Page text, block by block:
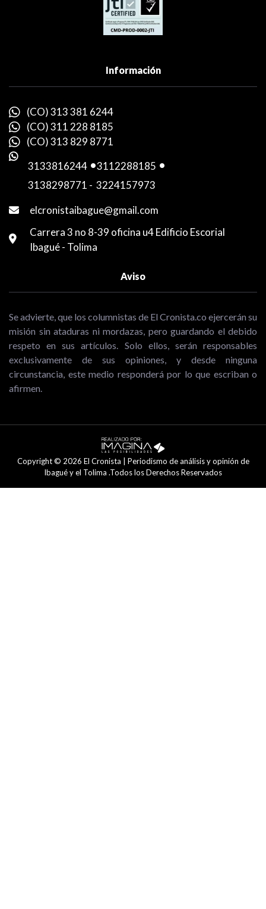
Información
(CO) 313 381 6244
(CO) 311 228 8185
(CO) 313 829 8771
3133816244 -3112288185 -
3138298771 - 3224157973
elcronistaibague@gmail.com
Carrera 3 no 8-39 oficina u4 Edificio Escorial
Ibagué - Tolima
Aviso
Se advierte, que los columnistas de El Cronista.co ejercerán su
misión sin ataduras ni mordazas, pero guardando el debido
respeto en sus artículos. Solo ellos, serán responsables
exclusivamente de sus opiniones, y desde ninguna
circunstancia, este medio responderá por lo que escriban o
afirmen.
Copyright © 2026 El Cronista | Periodismo de análisis y opinión de
Ibagué y el Tolima .Todos los Derechos Reservados